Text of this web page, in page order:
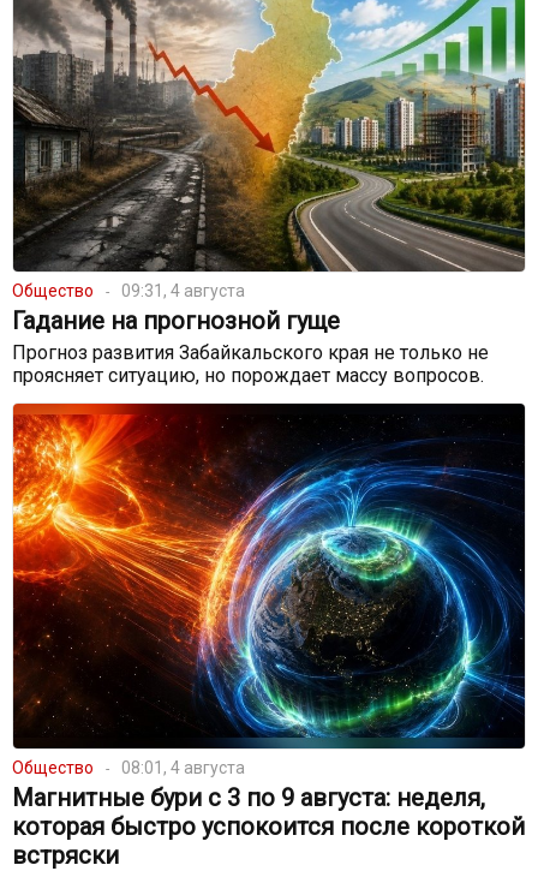
Общество 09:31, 4 августа
Гадание на прогнозной гуще
Прогноз развития Забайкальского края не только не
проясняет ситуацию, но порождает массу вопросов.
Общество 08:01, 4 августа
Магнитные бури с 3 по 9 августа: неделя,
которая быстро успокоится после короткой
встряски